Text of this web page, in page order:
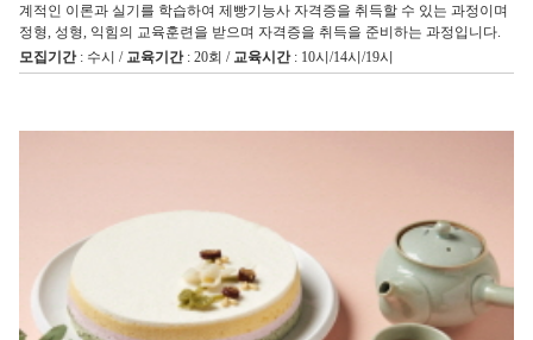
계적인 이론과 실기를 학습하여 제빵기능사 자격증을 취득할 수 있는 과정이며
정형, 성형, 익힘의 교육훈련을 받으며 자격증을 취득을 준비하는 과정입니다.
모집기간: 수시 / 교육기간: 20회 / 교육시간: 10시/14시/19시